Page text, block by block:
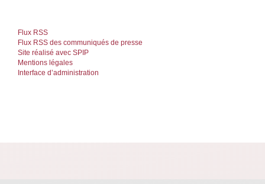
Flux RSS
Flux RSS des communiqués de presse
Site réalisé avec SPIP
Mentions légales
Interface d’administration